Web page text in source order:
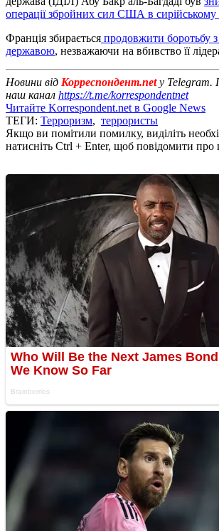
операції збройних сил США в сирійському
Франція збирається продовжити боротьбу
державою, незважаючи на вбивство її
Новини від Корреспондент.netу Telegram.
наш канал https://t.me/korrespondentnet
Читайте Korrespondent.net в Google News
ТЕГИ: Терроризм, террористы
Якщо ви помітили помилку, виділіть
натисніть Ctrl + Enter, щоб повідомити про